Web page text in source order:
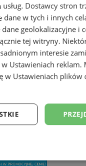
- Orzesze
Dostawcy stron
dane w tych i innych
geolokalizacyjne i
tej witryny.
interesie
w Ustawieniach reklam.
w Ustawieniach plików